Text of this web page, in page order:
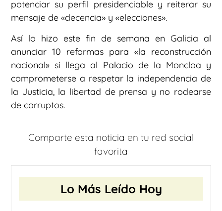
potenciar su perfil presidenciable y reiterar su
mensaje de «decencia» y «elecciones».
Así lo hizo este fin de semana en Galicia al
anunciar 10 reformas para «la reconstrucción
nacional» si llega al Palacio de la Moncloa y
comprometerse a respetar la independencia de
la Justicia, la libertad de prensa y no rodearse
de corruptos.
Comparte esta noticia en tu red social
favorita
Lo Más Leído Hoy